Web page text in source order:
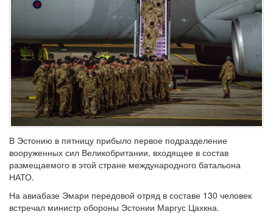
В Эстонию в пятницу прибыло первое подразделение
вооруженных сил Великобритании, входящее в состав
размещаемого в этой стране международного батальона
НАТО.
На авиабазе Эмари передовой отряд в составе 130 человек
встречал министр обороны Эстонии Маргус Цахкна.